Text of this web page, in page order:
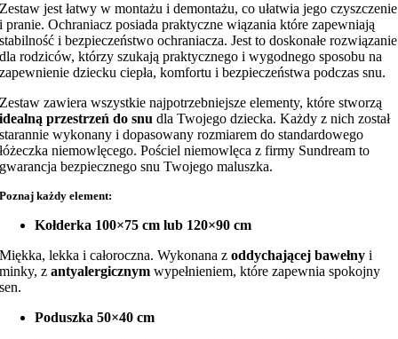
Zestaw jest łatwy w montażu i demontażu, co ułatwia jego czyszczenie
i pranie. Ochraniacz posiada praktyczne wiązania które zapewniają
stabilność i bezpieczeństwo ochraniacza. Jest to doskonałe rozwiązanie
dla rodziców, którzy szukają praktycznego i wygodnego sposobu na
zapewnienie dziecku ciepła, komfortu i bezpieczeństwa podczas snu.
Zestaw zawiera wszystkie najpotrzebniejsze elementy, które stworzą
idealną przestrzeń do snu dla Twojego dziecka. Każdy z nich został
starannie wykonany i dopasowany rozmiarem do standardowego
łóżeczka niemowlęcego. Pościel niemowlęca z firmy Sundream to
gwarancja bezpiecznego snu Twojego maluszka.
Poznaj każdy element:
Kołderka 100×75 cm lub 120×90 cm
Miękka, lekka i całoroczna. Wykonana zoddychającej bawełny i
minky, zantyalergicznym wypełnieniem, które zapewnia spokojny
sen.
Poduszka 50×40 cm